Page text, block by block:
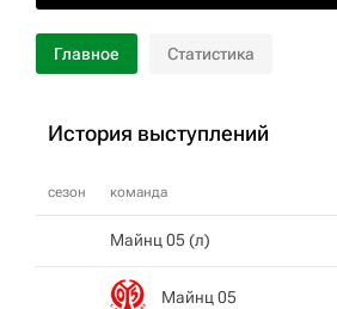
Главное Статистика
История выступлений
сезон команда
Майнц 05 (л)
Майнц 05